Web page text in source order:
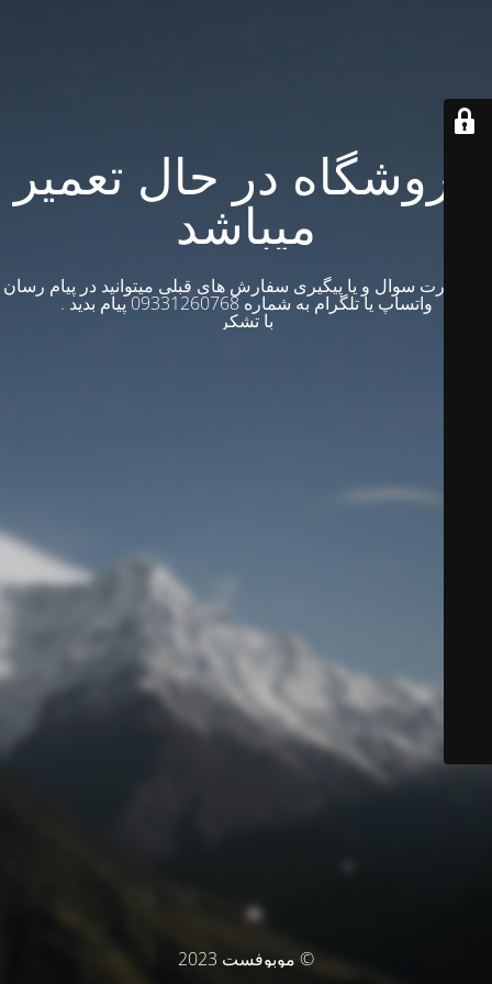
فروشگاه در حال تعمیر
میباشد
در صورت سوال و یا پیگیری سفارش های قبلی میتوانید در پیام رسان
واتساپ یا تلگرام به شماره 09331260768 پیام بدید .
با تشکر
© موبوفست 2023